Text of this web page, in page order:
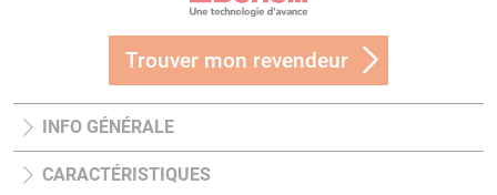
Trouver mon revendeur
INFO GÉNÉRALE
CARACTÉRISTIQUES